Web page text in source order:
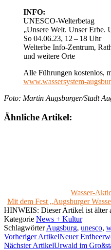
INFO:
UNESCO-Welterbetag
„Unsere Welt. Unser Erbe.
So 04.06.23, 12 – 18 Uhr
Welterbe Info-Zentrum,
und weitere Orte
Alle Führungen kostenlos,
www.wassersystem-
Foto: Martin Augsburger/Stadt
Ähnliche Artikel:
Wasser-
Mit dem Fest „Augsburger
HINWEIS: Dieser Artikel ist älter
Kategorie News + Kultur
SchlagwörterAugsburg, unesco,
Vorheriger ArtikelNeuer
Nächster ArtikelUrwald im